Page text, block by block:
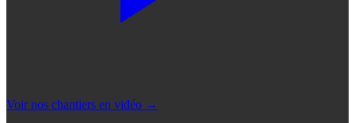
Voir nos chantiers en vidéo →